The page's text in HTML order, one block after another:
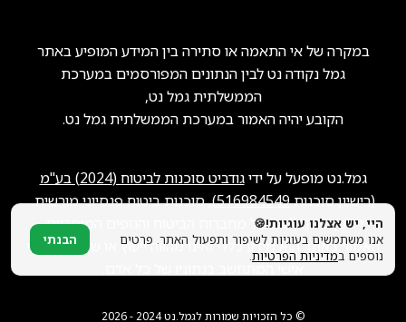
במקרה של אי התאמה או סתירה בין המידע המופיע באתר
גמל נקודה נט לבין הנתונים המפורסמים במערכת
הממשלתית גמל נט,
הקובע יהיה האמור במערכת הממשלתית גמל נט.
גמל.נט מופעל על ידיגודביט סוכנות לביטוח (2024) בע"מ
(רישיון סוכנות516984549), סוכנות ביטוח פנסיוני מורשית.
ייתכן שנקבל תגמול מחברות הביטוח והגופים המוסדיים.
האמור באתר הוא מידע כללי ואינו מהווה ייעוץ או שיווק פנסיוני
אישי המתחשב בנתוניו של כל אדם.
© כל הזכויות שמורות לגמל.נט 2024 - 2026
היי, יש אצלנו עוגיות!🍪
אנו משתמשים בעוגיות לשיפור ותפעול האתר. פרטים
נוספים במדיניות הפרטיות.
הבנתי